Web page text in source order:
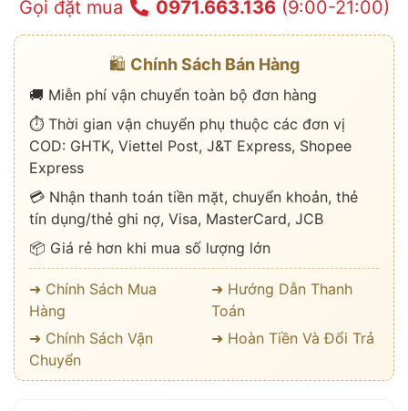
Gọi đặt mua 0971.663.136(9:00-21:00)
🛍️ Chính Sách Bán Hàng
🚚 Miễn phí vận chuyển toàn bộ đơn hàng
⏱️ Thời gian vận chuyển phụ thuộc các đơn vị
COD: GHTK, Viettel Post, J&T Express, Shopee
Express
💳 Nhận thanh toán tiền mặt, chuyển khoản, thẻ
tín dụng/thẻ ghi nợ, Visa, MasterCard, JCB
📦 Giá rẻ hơn khi mua số lượng lớn
➜ Chính Sách Mua
Hàng
➜ Hướng Dẫn Thanh
Toán
➜ Chính Sách Vận
Chuyển
➜ Hoàn Tiền Và Đổi Trả